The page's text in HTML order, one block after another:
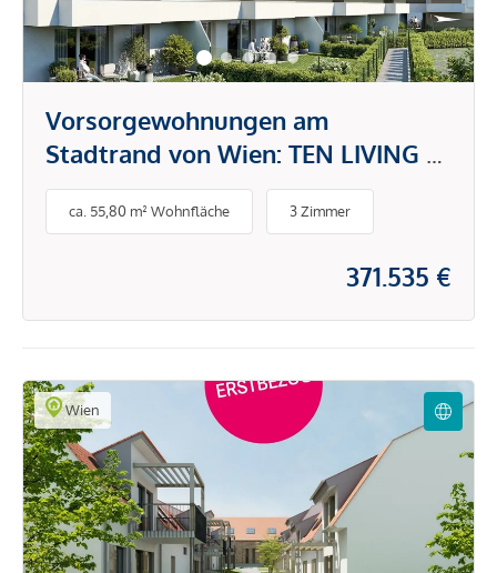
Vorsorgewohnungen am
Stadtrand von Wien: TEN LIVING –
Ihr Investment in modernes
Wohnen
ca. 55,80 m² Wohnfläche 3 Zimmer
371.535 €
Wien